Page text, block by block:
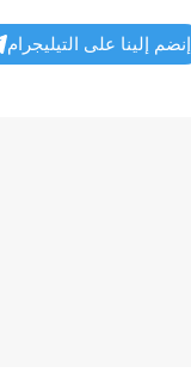
إنضم إلينا على التيليجرام